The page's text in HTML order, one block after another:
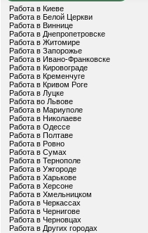
Работа в Киеве
Работа в Белой Церкви
Работа в Виннице
Работа в Днепропетровске
Работа в Житомире
Работа в Запорожье
Работа в Ивано-Франковске
Работа в Кировограде
Работа в Кременчуге
Работа в Кривом Роге
Работа в Луцке
Работа во Львове
Работа в Мариуполе
Работа в Николаеве
Работа в Одессе
Работа в Полтаве
Работа в Ровно
Работа в Сумах
Работа в Тернополе
Работа в Ужгороде
Работа в Харькове
Работа в Херсоне
Работа в Хмельницком
Работа в Черкассах
Работа в Чернигове
Работа в Черновцах
Работа в Других городах